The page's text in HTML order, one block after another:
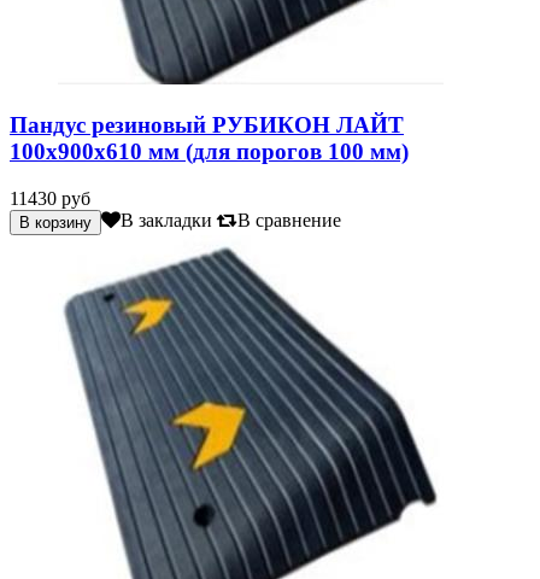
Пандус резиновый РУБИКОН ЛАЙТ
100х900х610 мм (для порогов 100 мм)
11430 руб
В закладки В сравнение